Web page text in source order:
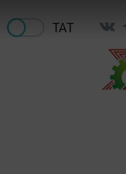
ТАТ